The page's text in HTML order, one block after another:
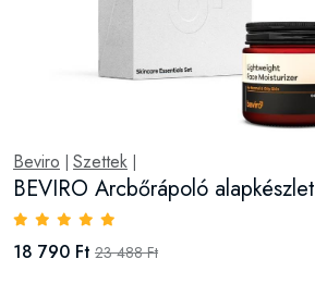
Beviro Szettek
BEVIRO Arcbőrápoló alapkészlet
18 790 Ft 23 488 Ft